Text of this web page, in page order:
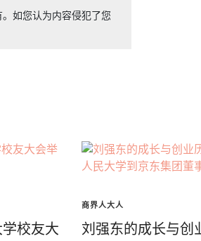
如您认为内容侵犯了您
校友大
商界人大人
刘强东的成长与创